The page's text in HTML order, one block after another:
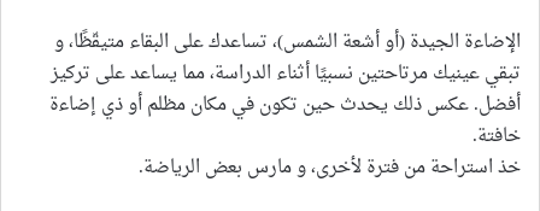
الإضاءة الجيدة (أو أشعة الشمس)، تساعدك على البقاء متيقّظًا، و
تبقي عينيك مرتاحتين نسبيًا أثناء الدراسة، مما يساعد على تركيز
أفضل. عكس ذلك يحدث حين تكون في مكان مظلم أو ذي إضاءة
خافتة.
خذ استراحة من فترة لأخرى، و مارس بعض الرياضة.